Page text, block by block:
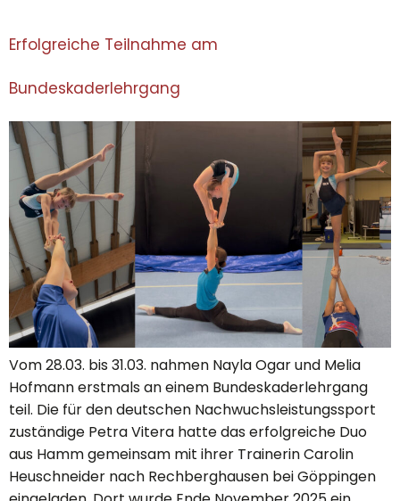
Erfolgreiche Teilnahme am
Bundeskaderlehrgang
Vom 28.03. bis 31.03. nahmen Nayla Ogar und Melia
Hofmann erstmals an einem Bundeskaderlehrgang
teil. Die für den deutschen Nachwuchsleistungssport
zuständige Petra Vitera hatte das erfolgreiche Duo
aus Hamm gemeinsam mit ihrer Trainerin Carolin
Heuschneider nach Rechberghausen bei Göppingen